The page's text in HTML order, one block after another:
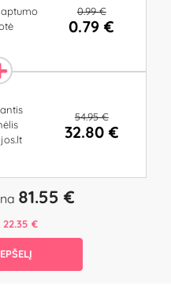
0.99 €
0.79 €
54.95 €
32.80 €
81.55 €
22.35 €